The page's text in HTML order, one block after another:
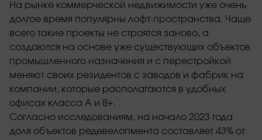
На рынке коммерческой недвижимости уже очень
долгое время популярны лофт-пространства. Чаще
всего такие проекты не строятся заново, а
создаются на основе уже существующих объектов
промышленного назначения и с перестройкой
меняют своих резидентов с заводов и фабрик на
компании, которые располагаются в удобных
офисах класса А и В+.
Согласно исследованиям, на начало 2023 года
доля объектов редевелопмента составляет 43% от